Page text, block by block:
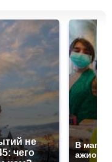
не
чего
В
ажиотаж